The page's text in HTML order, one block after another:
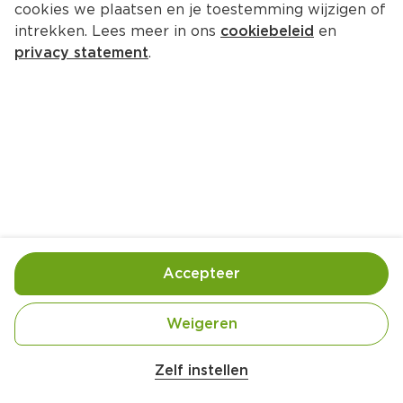
cookies we plaatsen en je toestemming wijzigen of
intrekken. Lees meer in ons cookiebeleid en
privacy statement.
Zelf instellen
Weigeren
Accepteer